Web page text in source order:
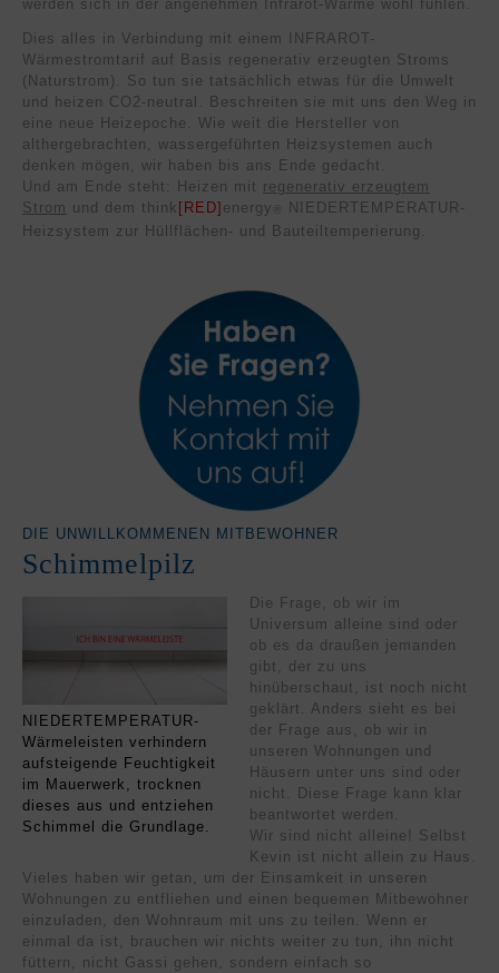
werden sich in der angenehmen Infrarot-Wärme wohl fühlen.
Dies alles in Verbindung mit einem INFRAROT-
Wärmestromtarif auf Basis regenerativ erzeugten Stroms
(Naturstrom). So tun sie tatsächlich etwas für die Umwelt
und heizen CO2-neutral. Beschreiten sie mit uns den Weg in
eine neue Heizepoche. Wie weit die Hersteller von
althergebrachten, wassergeführten Heizsystemen auch
denken mögen, wir haben bis ans Ende gedacht.
Und am Ende steht: Heizen mit regenerativ erzeugtem
Strom und dem think [RED] energy ®
NIEDERTEMPERATUR-
Heizsystem zur Hüllflächen- und Bauteiltemperierung.
DIE UNWILLKOMMENEN MITBEWOHNER
Schimmelpilz
NIEDERTEMPERATUR-
Wärmeleisten verhindern
aufsteigende Feuchtigkeit
im Mauerwerk, trocknen
dieses aus und entziehen
Schimmel die Grundlage.
Die Frage, ob wir im
Universum alleine sind oder
ob es da draußen jemanden
gibt, der zu uns
hinüberschaut, ist noch nicht
geklärt. Anders sieht es bei
der Frage aus, ob wir in
unseren Wohnungen und
Häusern unter uns sind oder
nicht. Diese Frage kann klar
beantwortet werden.
Wir sind nicht alleine! Selbst
Kevin ist nicht allein zu Haus.
Vieles haben wir getan, um der Einsamkeit in unseren
Wohnungen zu entfliehen und einen bequemen Mitbewohner
einzuladen, den Wohnraum mit uns zu teilen. Wenn er
einmal da ist, brauchen wir nichts weiter zu tun, ihn nicht
füttern, nicht Gassi gehen, sondern einfach so